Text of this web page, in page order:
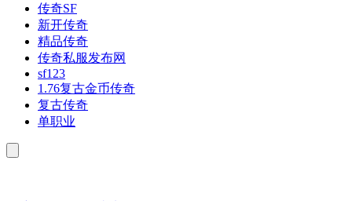
传奇SF
新开传奇
精品传奇
传奇私服发布网
sf123
1.76复古金币传奇
复古传奇
单职业